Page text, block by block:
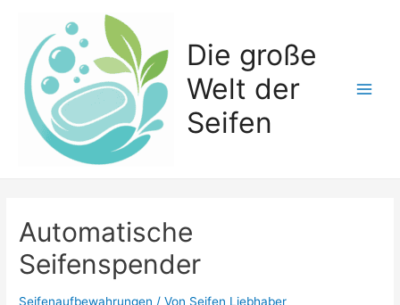
springen
Die große
Welt der
Seifen
Automatische
Seifenspender
Seifenaufbewahrungen / Von Seifen Liebhaber